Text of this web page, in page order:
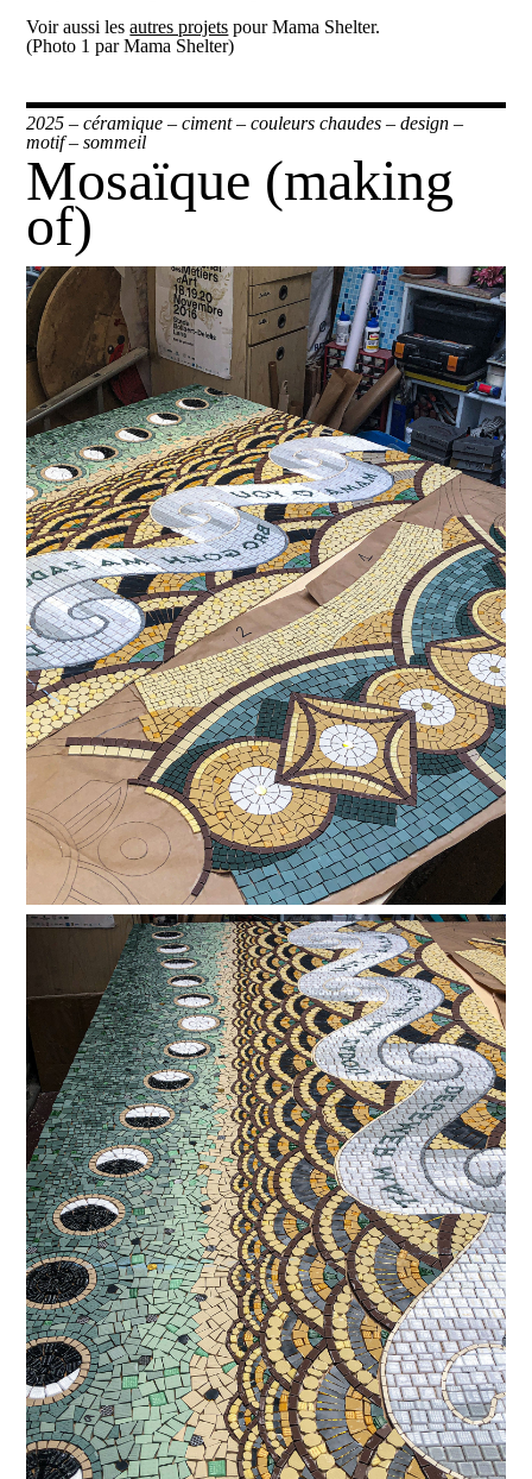
Voir aussi lesautres projets pour Mama Shelter.
(Photo 1 par Mama Shelter)
2025 –céramique –ciment–couleurs chaudes –design –
motif–sommeil
Mosaïque (making
of)